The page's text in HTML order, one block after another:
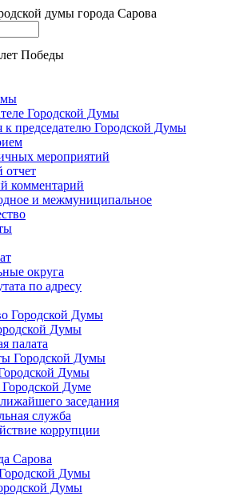
думы города Сарова
Городской Думы
к председателю Городской Думы
мероприятий
комментарий
и межмуниципальное
округа
по адресу
Городской Думы
Думы
палата
Городской Думы
Думы
Думе
заседания
служба
коррупции
Сарова
Думы
Думы